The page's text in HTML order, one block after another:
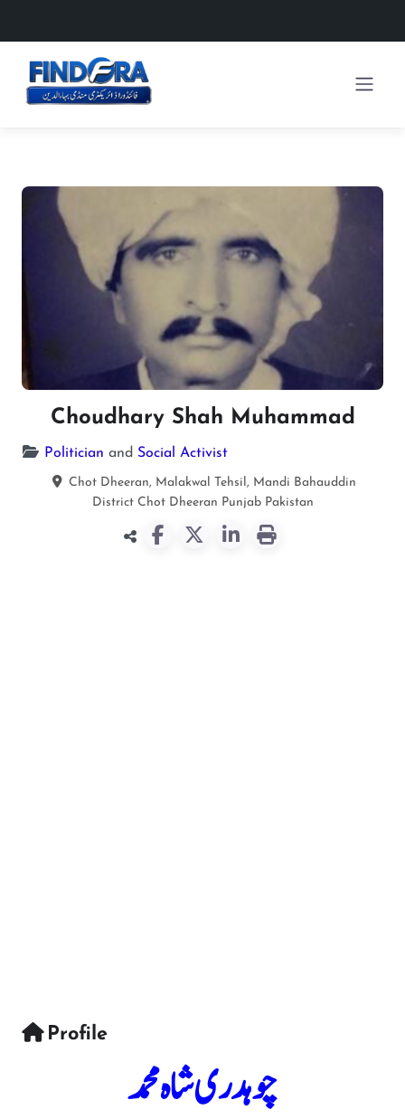
Choudhary Shah Muhammad
Politician and Social Activist
Chot Dheeran, Malakwal Tehsil, Mandi Bahauddin
District Chot Dheeran Punjab Pakistan
Profile
چوہدری شاہ محمد